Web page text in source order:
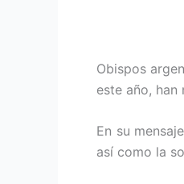
Obispos
este año, han
En su
así como la